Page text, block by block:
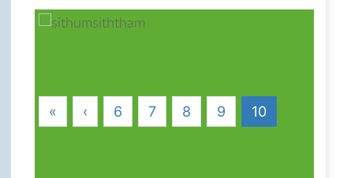
« ‹ 6 7 8 9 10